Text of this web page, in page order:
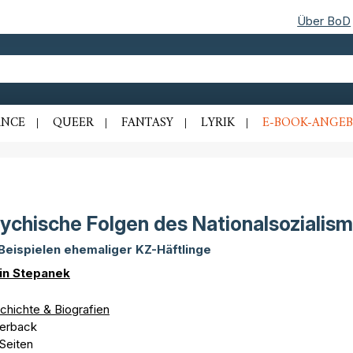
Über BoD
QUEER FANTASY LYRIK E-BOOK-
Folgen des
ehemaliger KZ-Häftlinge
Stepanek
& Biografien